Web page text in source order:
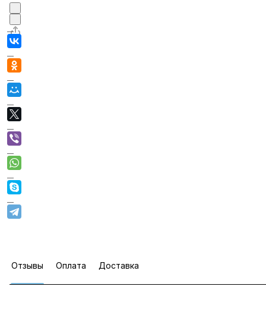
Отзывы Оплата Доставка